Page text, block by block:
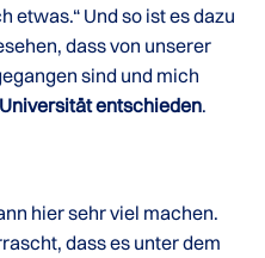
etwas.“ Und so ist es dazu
dass von unserer
sind und mich
entschieden.
hier sehr viel machen.
dass es unter dem